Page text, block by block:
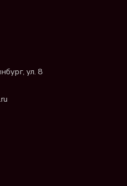
ул. 8